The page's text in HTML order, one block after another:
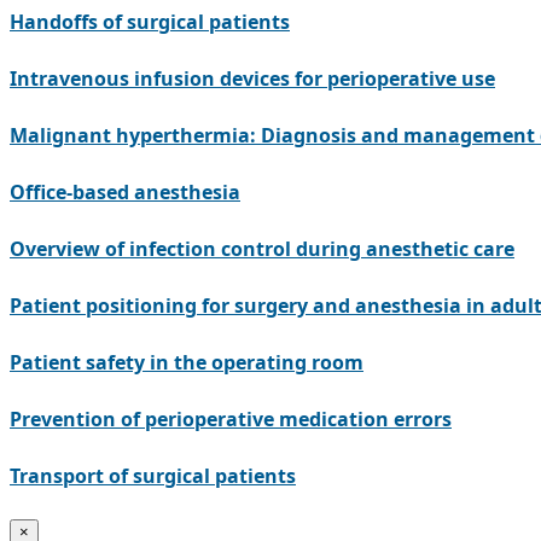
Handoffs of surgical patients
Intravenous infusion devices for perioperative use
Malignant hyperthermia: Diagnosis and management
Office-based anesthesia
Overview of infection control during anesthetic care
Patient positioning for surgery and anesthesia in
Patient safety in the operating room
Prevention of perioperative medication errors
Transport of surgical patients
×